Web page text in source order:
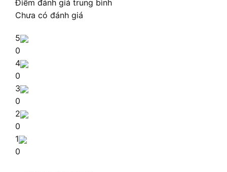
Điểm đánh giá trung bình
Chưa có đánh giá
5
0
4
0
3
0
2
0
1
0